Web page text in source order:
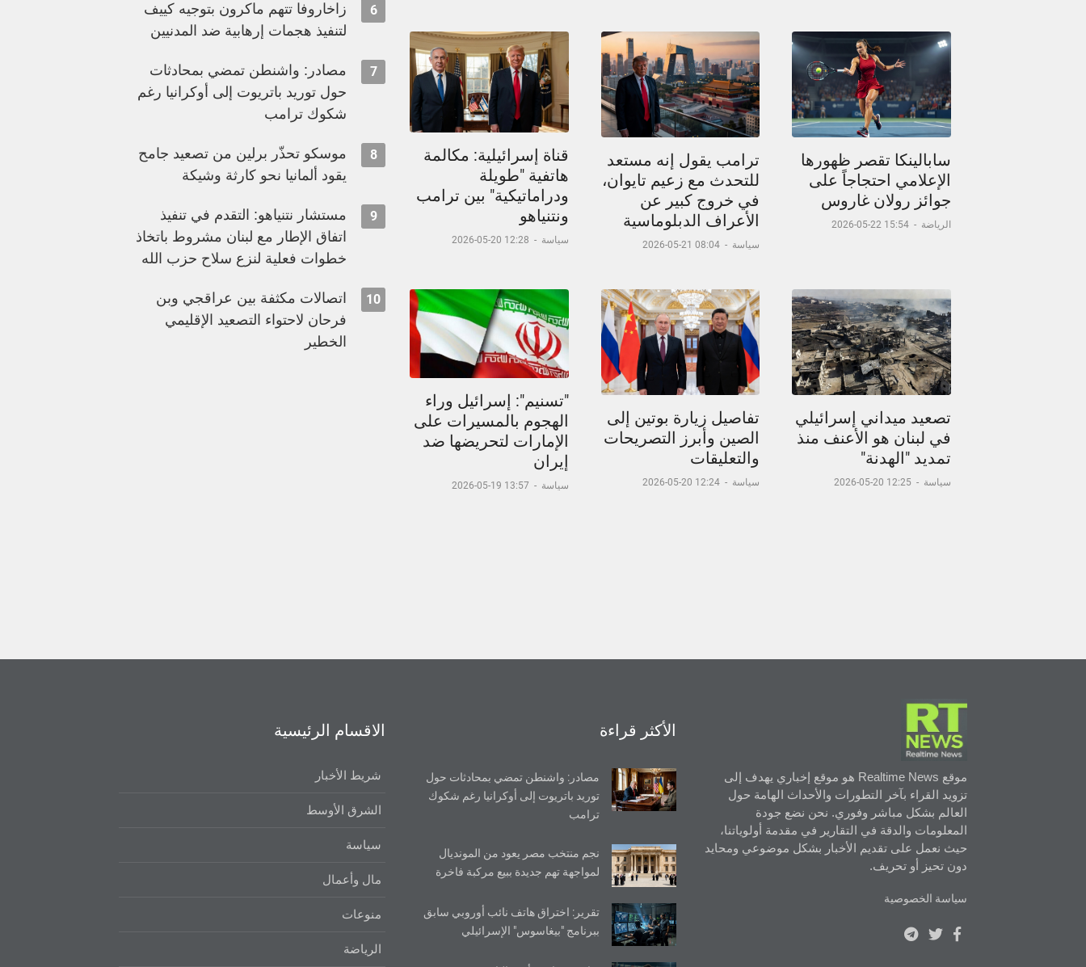
سابالينكا تقصر ظهورها
الإعلامي احتجاجاً على
جوائز رولان غاروس
الرياضة -
15:54 22-05-2026
ترامب يقول إنه مستعد
للتحدث مع زعيم تايوان،
في خروج كبير عن
الأعراف الدبلوماسية
سياسة -
08:04 21-05-2026
قناة إسرائيلية: مكالمة
هاتفية "طويلة
ودراماتيكية" بين ترامب
ونتنياهو
سياسة -
12:28 20-05-2026
تصعيد ميداني إسرائيلي
في لبنان هو الأعنف منذ
تمديد "الهدنة"
سياسة -
12:25 20-05-2026
تفاصيل زيارة بوتين إلى
الصين وأبرز التصريحات
والتعليقات
سياسة -
12:24 20-05-2026
"تسنيم": إسرائيل وراء
الهجوم بالمسيرات على
الإمارات لتحريضها ضد
إيران
سياسة -
13:57 19-05-2026
6
زاخاروفا تتهم ماكرون بتوجيه كييف
لتنفيذ هجمات إرهابية ضد المدنيين
7
مصادر: واشنطن تمضي بمحادثات
حول توريد باتريوت إلى أوكرانيا رغم
شكوك ترامب
8
موسكو تحذّر برلين من تصعيد جامح
يقود ألمانيا نحو كارثة وشيكة
9
مستشار نتنياهو: التقدم في تنفيذ
اتفاق الإطار مع لبنان مشروط باتخاذ
خطوات فعلية لنزع سلاح حزب الله
10
اتصالات مكثفة بين عراقجي وبن
فرحان لاحتواء التصعيد الإقليمي
الخطير
موقع Realtime News هو موقع إخباري يهدف إلى
تزويد القراء بآخر التطورات والأحداث الهامة حول
العالم بشكل مباشر وفوري. نحن نضع جودة
المعلومات والدقة في التقارير في مقدمة أولوياتنا،
حيث نعمل على تقديم الأخبار بشكل موضوعي ومحايد
دون تحيز أو تحريف.
سياسة الخصوصية
الأكثر قراءة
مصادر: واشنطن تمضي بمحادثات حول
توريد باتريوت إلى أوكرانيا رغم شكوك
ترامب
نجم منتخب مصر يعود من المونديال
لمواجهة تهم جديدة ببيع مركبة فاخرة
تقرير: اختراق هاتف نائب أوروبي سابق
ببرنامج "بيغاسوس" الإسرائيلي
الاقسام الرئيسية
شريط الأخبار
الشرق الأوسط
سياسة
مال وأعمال
منوعات
الرياضة